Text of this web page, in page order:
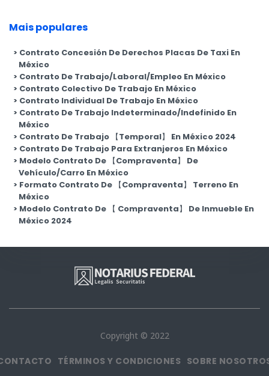
Mais populares
Contrato Concesión De Derechos Placas De Taxi En
México
Contrato De Trabajo/Laboral/Empleo En México
Contrato Colectivo De Trabajo En México
Contrato Individual De Trabajo En México
Contrato De Trabajo Indeterminado/Indefinido En
México
Contrato De Trabajo 【Temporal】 En México 2024
Contrato De Trabajo Para Extranjeros En México
Modelo Contrato De 【Compraventa】 De
Vehículo/Carro En México
Formato Contrato De 【Compraventa】 Terreno En
México
Modelo Contrato De 【 Compraventa】 De Inmueble En
México 2024
Copyright © 2022
TÉRMINOS Y CONDICIONES SOBRE